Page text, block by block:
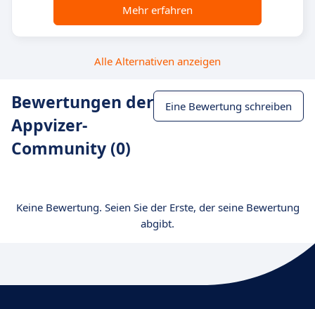
Mehr erfahren
Alle Alternativen anzeigen
Bewertungen der
Appvizer-
Community (0)
Eine Bewertung schreiben
Keine Bewertung. Seien Sie der Erste, der seine Bewertung
abgibt.